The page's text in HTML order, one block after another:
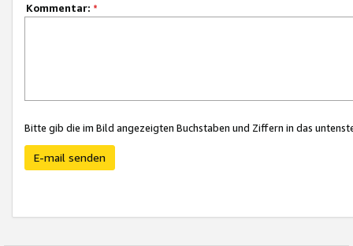
Kommentar: *
Bitte gib die im Bild angezeigten Buchstaben und Ziffern in das
E-mail senden